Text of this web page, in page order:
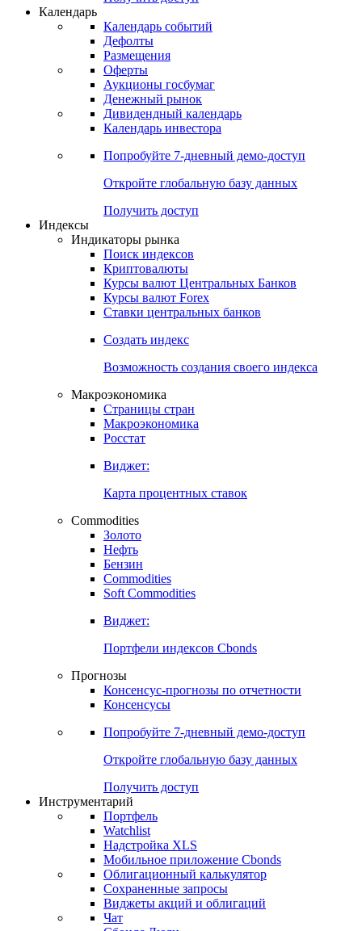
Откройте глобальную базу данных
Получить доступ
Календарь
Календарь событий
Дефолты
Размещения
Оферты
Денежный рынок
Календарь инвестора
Попробуйте7-дневный
Откройте глобальную базу данных
Получить доступ
Индикаторы рынка
Поиск индексов
Курсы валют Центральных Банков
Ставки центральных банков
Создать индекс
Возможность создания своего индекса
Страницы стран
Росстат
Виджет:
Карта процентных ставок
Commodities
Золото
Бензин
Soft Commodities
Виджет:
Портфели индексов Cbonds
Прогнозы
Консенсусы
Попробуйте7-дневный
Откройте глобальную базу данных
Получить доступ
Инструментарий
Портфель
Watchlist
Надстройка XLS
Мобильное приложение Cbonds